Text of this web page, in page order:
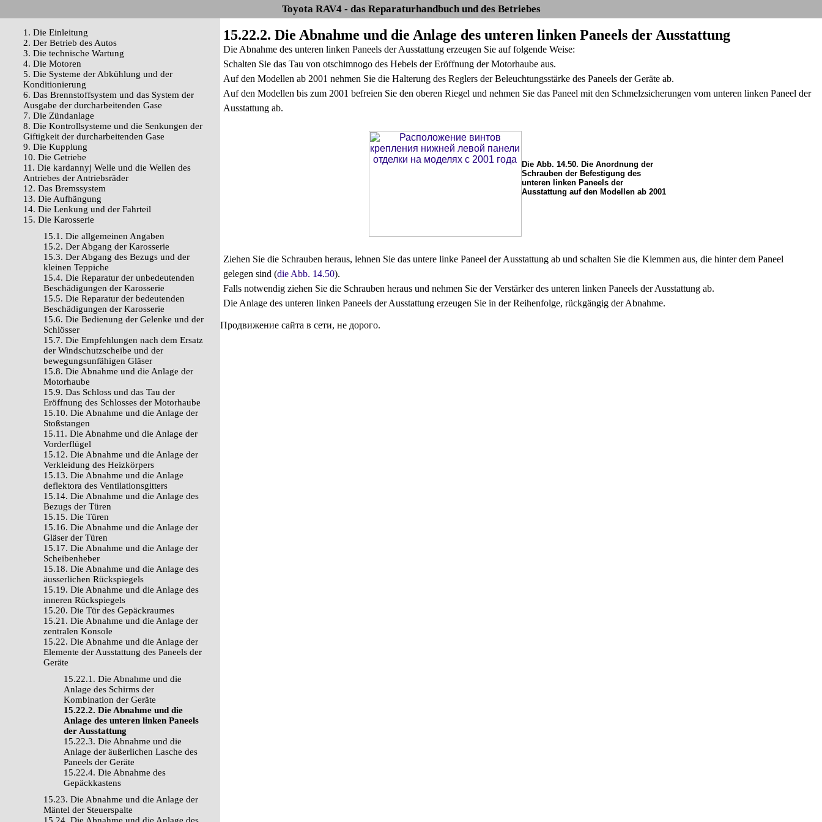
Toyota RAV4 - das Reparaturhandbuch und des Betriebes
1. Die Einleitung
2. Der Betrieb des Autos
3. Die technische Wartung
4. Die Motoren
5. Die Systeme der Abkühlung und der
Konditionierung
6. Das Brennstoffsystem und das System der
Ausgabe der durcharbeitenden Gase
7. Die Zündanlage
8. Die Kontrollsysteme und die Senkungen der
Giftigkeit der durcharbeitenden Gase
9. Die Kupplung
10. Die Getriebe
11. Die kardannyj Welle und die Wellen des
Antriebes der Antriebsräder
12. Das Bremssystem
13. Die Aufhängung
14. Die Lenkung und der Fahrteil
15. Die Karosserie
15.1. Die allgemeinen Angaben
15.2. Der Abgang der Karosserie
15.3. Der Abgang des Bezugs und der
kleinen Teppiche
15.4. Die Reparatur der unbedeutenden
Beschädigungen der Karosserie
15.5. Die Reparatur der bedeutenden
Beschädigungen der Karosserie
15.6. Die Bedienung der Gelenke und der
Schlösser
15.7. Die Empfehlungen nach dem Ersatz
der Windschutzscheibe und der
bewegungsunfähigen Gläser
15.8. Die Abnahme und die Anlage der
Motorhaube
15.9. Das Schloss und das Tau der
Eröffnung des Schlosses der Motorhaube
15.10. Die Abnahme und die Anlage der
Stoßstangen
15.11. Die Abnahme und die Anlage der
Vorderflügel
15.12. Die Abnahme und die Anlage der
Verkleidung des Heizkörpers
15.13. Die Abnahme und die Anlage
deflektora des Ventilationsgitters
15.14. Die Abnahme und die Anlage des
Bezugs der Türen
15.15. Die Türen
15.16. Die Abnahme und die Anlage der
Gläser der Türen
15.17. Die Abnahme und die Anlage der
Scheibenheber
15.18. Die Abnahme und die Anlage des
äusserlichen Rückspiegels
15.19. Die Abnahme und die Anlage des
inneren Rückspiegels
15.20. Die Tür des Gepäckraumes
15.21. Die Abnahme und die Anlage der
zentralen Konsole
15.22. Die Abnahme und die Anlage der
Elemente der Ausstattung des Paneels der
Geräte
15.22.1. Die Abnahme und die
Anlage des Schirms der
Kombination der Geräte
15.22.2. Die Abnahme und die
Anlage des unteren linken Paneels
der Ausstattung
15.22.3. Die Abnahme und die
Anlage der äußerlichen Lasche des
Paneels der Geräte
15.22.4. Die Abnahme des
Gepäckkastens
15.23. Die Abnahme und die Anlage der
Mäntel der Steuerspalte
15.22.2. Die Abnahme und die Anlage des unteren linken Paneels der Ausstattung
Die Abnahme des unteren linken Paneels der Ausstattung erzeugen Sie auf folgende Weise:
Schalten Sie das Tau von otschimnogo des Hebels der Eröffnung der Motorhaube aus.
Auf den Modellen ab 2001 nehmen Sie die Halterung des Reglers der Beleuchtungsstärke des Paneels der Geräte ab.
Auf den Modellen bis zum 2001 befreien Sie den oberen Riegel und nehmen Sie das Paneel mit den Schmelzsicherungen vom unteren linken Paneel der
Ausstattung ab.
Die Abb. 14.50. Die Anordnung der
Schrauben der Befestigung des
unteren linken Paneels der
Ausstattung auf den Modellen ab 2001
Ziehen Sie die Schrauben heraus, lehnen Sie das untere linke Paneel der Ausstattung ab und schalten Sie die Klemmen aus, die hinter dem Paneel
gelegen sind (die Abb. 14.50).
Falls notwendig ziehen Sie die Schrauben heraus und nehmen Sie der Verstärker des unteren linken Paneels der Ausstattung ab.
Die Anlage des unteren linken Paneels der Ausstattung erzeugen Sie in der Reihenfolge, rückgängig der Abnahme.
Продвижение сайта в сети, не дорого.